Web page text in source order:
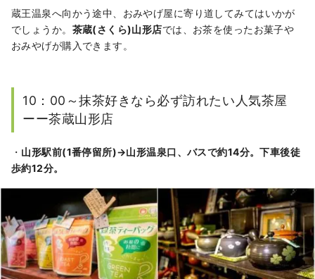
蔵王温泉へ向かう途中、おみやげ屋に寄り道してみてはいかが
でしょうか。 茶蔵(さくら)山形店では、お茶を使ったお菓子や
おみやげが購入できます。
10：00～抹茶好きなら必ず訪れたい人気茶屋
ーー茶蔵山形店
・ 山形駅前(1番停留所)→山形温泉口、バスで約14分。下車後徒
歩約12分。